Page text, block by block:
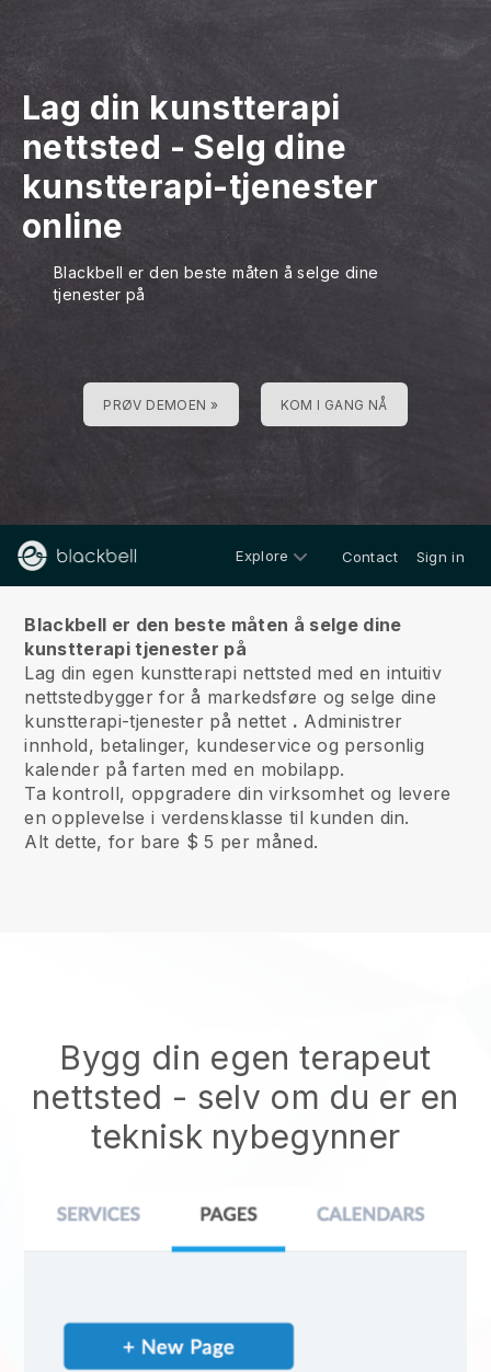
Lag din kunstterapi
nettsted - Selg dine
kunstterapi-tjenester
online
Blackbell er den beste måten å selge dine
tjenester på
PRØV DEMOEN » KOM I GANG NÅ
Explore Contact Sign in
Blackbell er den beste måten å selge dine
kunstterapi tjenester på
Lag din egen kunstterapi nettsted med en intuitiv
nettstedbygger for å markedsføre og selge dine
kunstterapi-tjenester på nettet . Administrer
innhold, betalinger, kundeservice og personlig
kalender på farten med en mobilapp.
Ta kontroll, oppgradere din virksomhet og levere
en opplevelse i verdensklasse til kunden din.
Alt dette, for bare $ 5 per måned.
Bygg din egen terapeut
nettsted - selv om du er en
teknisk nybegynner